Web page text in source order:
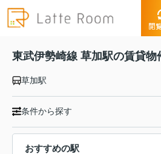
閲
東武伊勢崎線 草加駅の賃貸物
草加駅
条件から探す
おすすめの駅